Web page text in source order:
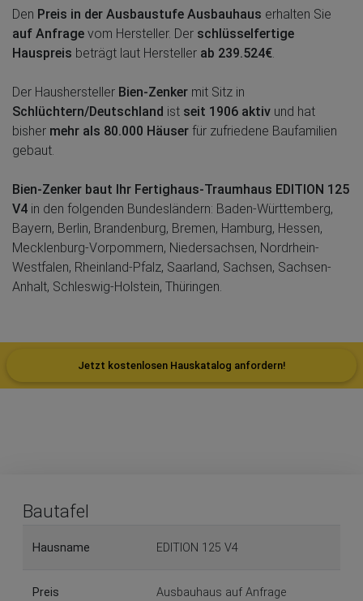
Den Preis in der Ausbaustufe Ausbauhaus erhalten Sie
auf Anfrage vom Hersteller. Der schlüsselfertige
Hauspreis beträgt laut Hersteller ab 239.524€
Der Haushersteller Bien-Zenker mit Sitz in
Schlüchtern/Deutschland ist seit 1906 aktiv und hat
bisher mehr als 80.000 Häuser für zufriedene Baufamilien
gebaut.
Bien-Zenker baut Ihr Fertighaus-Traumhaus EDITION 125
V4 in den folgenden Bundesländern: Baden-Württemberg,
Bayern, Berlin, Brandenburg, Bremen, Hamburg, Hessen,
Mecklenburg-Vorpommern, Niedersachsen, Nordrhein-
Westfalen, Rheinland-Pfalz, Saarland, Sachsen, Sachsen-
Anhalt, Schleswig-Holstein, Thüringen.
Jetzt kostenlosen Hauskatalog anfordern!
Bautafel
Hausname EDITION 125 V4
Preis
Ausbauhaus auf Anfrage